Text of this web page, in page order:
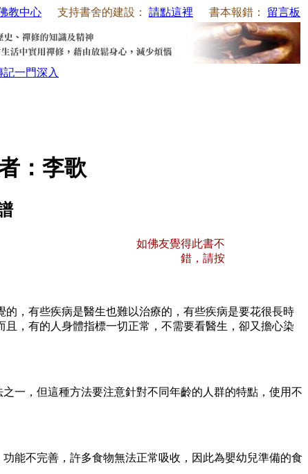
教中心 支持書舍的建設： 請點這裡 書本報錯： 留言板
記一門深入
：李歌
如佛友覺得此書不
錯，請按
，有些疾病是醫生也難以治療的，有些疾病是要花很長時
，有的人身體指標一切正常，不需要看醫生，卻又擔心染
，但這種方法要注意針對不同年齡的人群的特點，使用不
不完善，許多食物無法正常吸收，因此為嬰幼兒準備的食